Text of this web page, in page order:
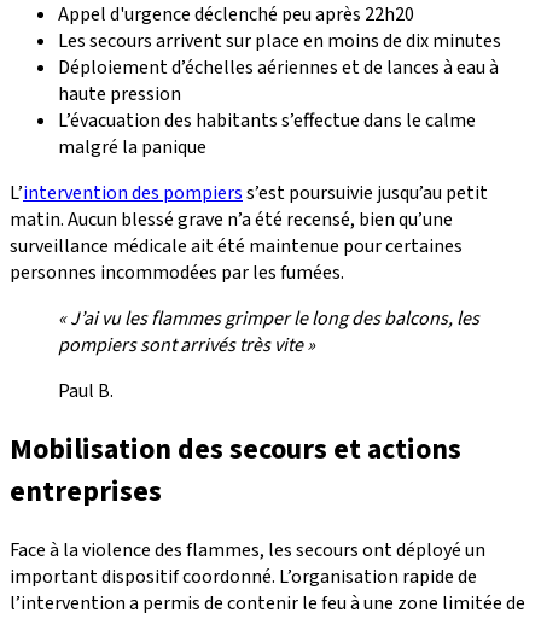
Appel d'urgence déclenché peu après 22h20
Les secours arrivent sur place en moins de dix minutes
Déploiement d’échelles aériennes et de lances à eau à
haute pression
L’évacuation des habitants s’effectue dans le calme
malgré la panique
L’intervention des pompierss’est poursuivie jusqu’au petit
matin. Aucun blessé grave n’a été recensé, bien qu’une
surveillance médicale ait été maintenue pour certaines
personnes incommodées par les fumées.
« J’ai vu les flammes grimper le long des balcons, les
pompiers sont arrivés très vite »
Paul B.
Mobilisation des secours et actions
entreprises
Face à la violence des flammes, les secours ont déployé un
important dispositif coordonné. L’organisation rapide de
l’intervention a permis de contenir le feu à une zone limitée de